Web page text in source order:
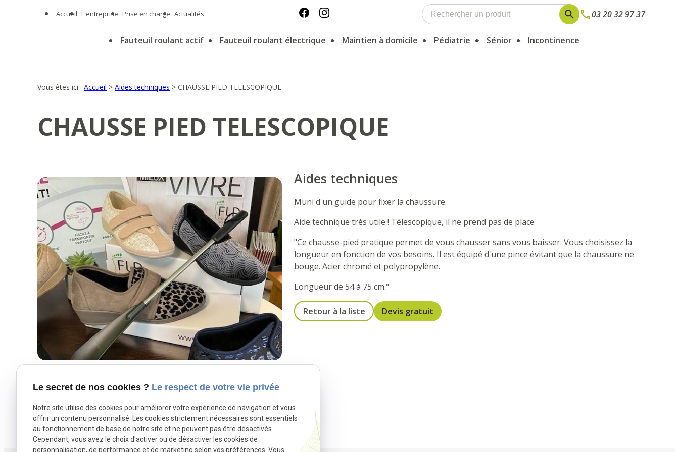
Accueil L'entreprise Prise en charge Actualités 03 20 32 97 37
Fauteuil roulant actif Fauteuil roulant électrique Maintien à domicile Pédiatrie Sénior Incontinence
Vous êtes ici :Accueil >Aides techniques >CHAUSSE PIED TELESCOPIQUE
CHAUSSE PIED TELESCOPIQUE
Aides techniques
Muni d'un guide pour fixer la chaussure.
Aide technique très utile ! Télescopique, il ne prend pas de place
"Ce chausse-pied pratique permet de vous chausser sans vous baisser. Vous choisissez la
longueur en fonction de vos besoins. Il est équipé d'une pince évitant que la chaussure ne
bouge. Acier chromé et polypropylène.
Longueur de 54 à 75 cm."
Retour à la liste Devis gratuit
Le secret de nos cookies ? Le respect de votre vie privée
Notre site utilise des cookies pour améliorer votre expérience de navigation et vous
offrir un contenu personnalisé. Les cookies strictement nécessaires sont essentiels
au fonctionnement de base de notre site et ne peuvent pas être désactivés.
Cependant, vous avez le choix d'activer ou de désactiver les cookies de
personnalisation, de performance et de marketing selon vos préférences. Vous